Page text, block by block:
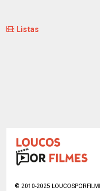
Listas
© 2010-2025